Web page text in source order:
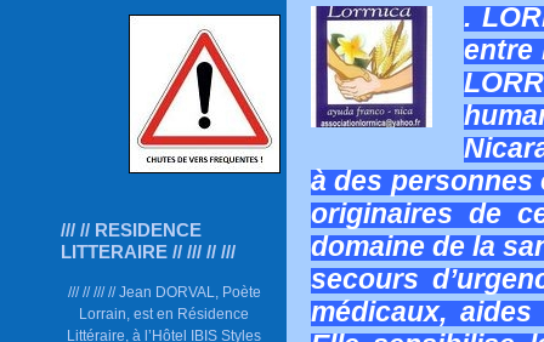
/// // RESIDENCE
LITTERAIRE // /// // ///
/// // /// // Jean DORVAL, Poète
Lorrain, est en Résidence
Littéraire, à l’Hôtel IBIS Styles
.
entre
à des
originaires de
domaine de la
secours
médicaux,